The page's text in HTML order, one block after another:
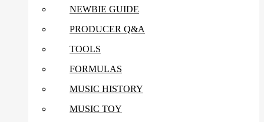
NEWBIE GUIDE
PRODUCER Q&A
TOOLS
FORMULAS
MUSIC HISTORY
MUSIC TOY